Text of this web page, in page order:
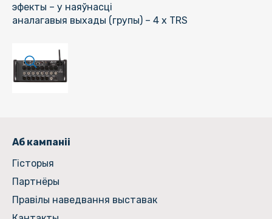
эфекты – у наяўнасці
аналагавыя выхады (групы) – 4 х TRS
Аб кампаніі
Гiсторыя
Партнёры
Правілы наведвання выставак